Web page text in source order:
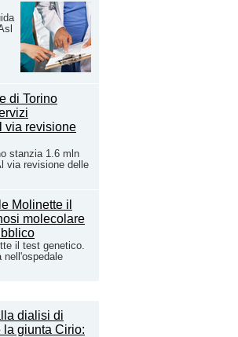
stanzia 1.6 mln
via revisione delle
il test genetico.
nell'ospedale